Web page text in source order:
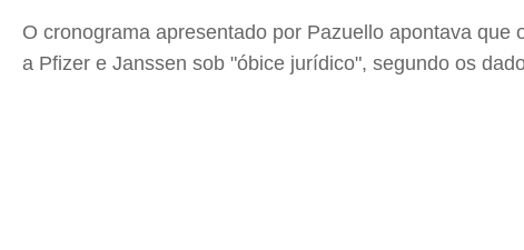
O cronograma apresentado por Pazuello apontava
a Pfizer e Janssen sob "óbice jurídico", segundo os